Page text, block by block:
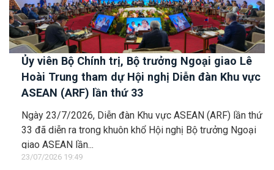
Ủy viên Bộ Chính trị, Bộ trưởng Ngoại giao Lê
Hoài Trung tham dự Hội nghị Diễn đàn Khu vực
ASEAN (ARF) lần thứ 33
Ngày 23/7/2026, Diễn đàn Khu vực ASEAN (ARF) lần thứ
33 đã diễn ra trong khuôn khổ Hội nghị Bộ trưởng Ngoại
giao ASEAN lần...
23/07/2026 19:49